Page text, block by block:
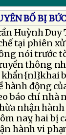
BỐ BỊ
Huỳnh Duy
tại phiên
nói trước
thông
hành động
báo chí nhà
nhận hành
nay, hai bị
hành vi